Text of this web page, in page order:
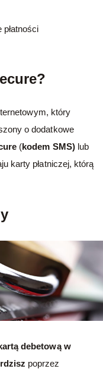
który
o dodatkowe
(kodem SMS)lub
karty płatniczej, którą
debetową w
poprzez